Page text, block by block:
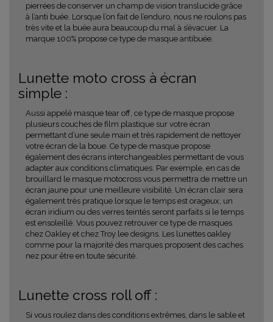
pierrées de conserver un champ de vision translucide grâce
à l’anti buée. Lorsque l’on fait de l’enduro, nous ne roulons pas
très vite et la buée aura beaucoup du mal à s’évacuer. La
marque 100% propose ce type de masque antibuée.
Lunette moto cross à écran
simple :
Aussi appelé masque tear off, ce type de masque propose
plusieurs couches de film plastique sur votre écran
permettant d’une seule main et très rapidement de nettoyer
votre écran de la boue. Ce type de masque propose
également des écrans interchangeables permettant de vous
adapter aux conditions climatiques. Par exemple, en cas de
brouillard le masque motocross vous permettra de mettre un
écran jaune pour une meilleure visibilité. Un écran clair sera
également très pratique lorsque le temps est orageux, un
écran iridium ou des verres teintés seront parfaits si le temps
est ensoleillé. Vous pouvez retrouver ce type de masques
chez Oakley et chez Troy lee designs. Les lunettes oakley
comme pour la majorité des marques proposent des caches
nez pour être en toute sécurité.
Lunette cross roll off :
Si vous roulez dans des conditions extrêmes, dans le sable et